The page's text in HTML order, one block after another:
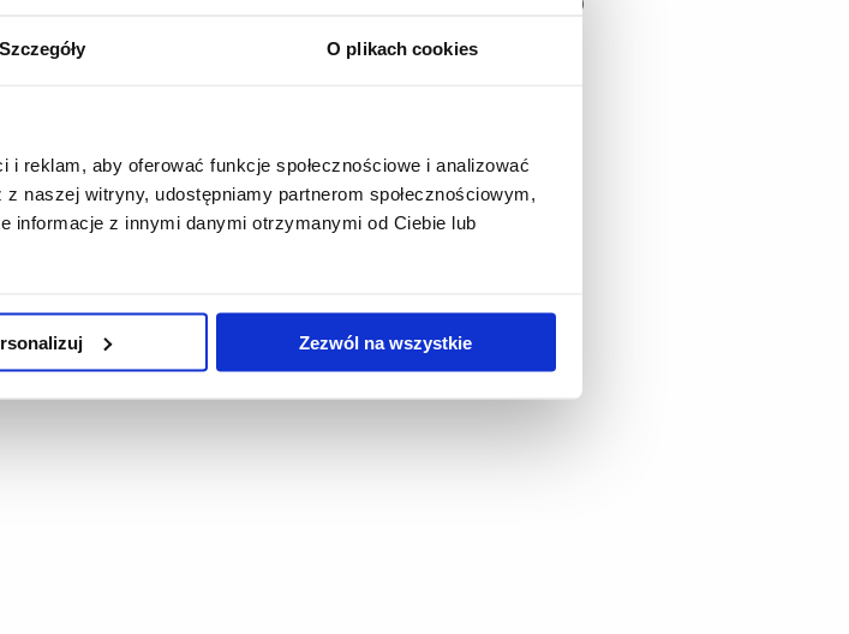
Szczegóły O plikach cookies
reklam, aby oferować funkcje społecznościowe i analizować
naszej witryny, udostępniamy partnerom społecznościowym,
informacje z innymi danymi otrzymanymi od Ciebie lub
Zezwól na wszystkie